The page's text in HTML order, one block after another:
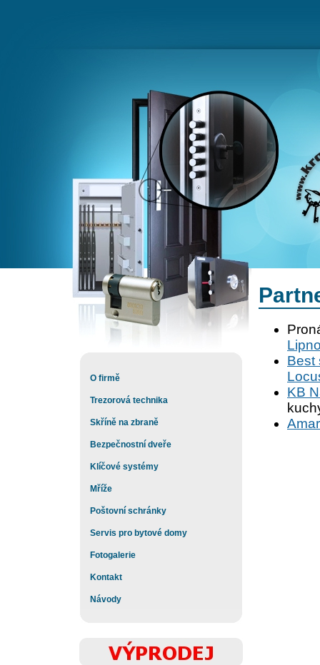
O firmě
Trezorová technika
Skříně na zbraně
Bezpečnostní dveře
Klíčové systémy
Mříže
Poštovní schránky
Servis pro bytové domy
Fotogalerie
Kontakt
Návody
Best
KB